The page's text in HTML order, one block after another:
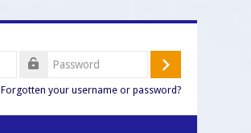
Log
Forgotten your username or password?